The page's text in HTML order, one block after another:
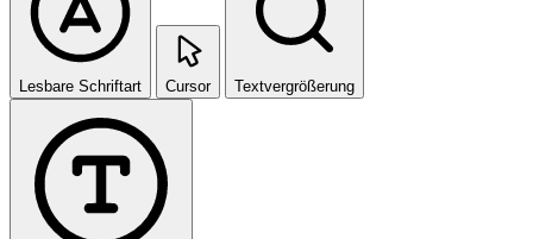
Lesbare Schriftart Cursor Textvergrößerung